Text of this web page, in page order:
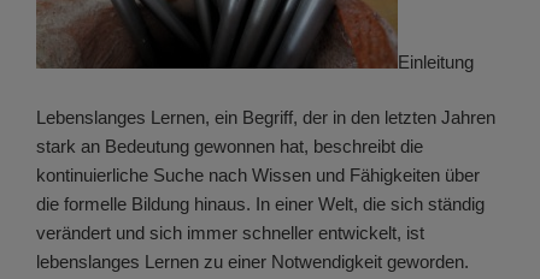
Einleitung
Lebenslanges Lernen, ein Begriff, der in den letzten Jahren
stark an Bedeutung gewonnen hat, beschreibt die
kontinuierliche Suche nach Wissen und Fähigkeiten über
die formelle Bildung hinaus. In einer Welt, die sich ständig
verändert und sich immer schneller entwickelt, ist
lebenslanges Lernen zu einer Notwendigkeit geworden.